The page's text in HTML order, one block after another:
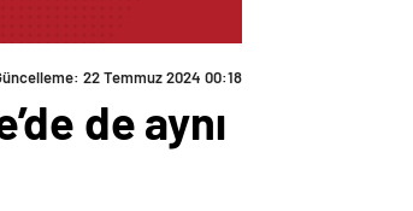
22 Temmuz 2024 00:18
de aynı